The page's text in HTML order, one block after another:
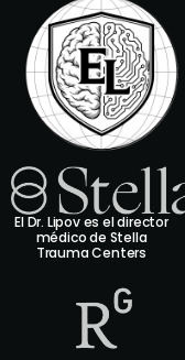
El Dr. Lipov es el director
médico de Stella
Trauma Centers